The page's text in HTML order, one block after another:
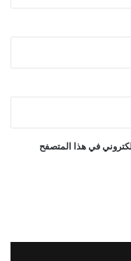
في هذا المتصفح